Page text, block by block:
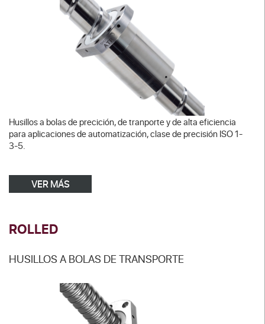
Husillos a bolas de precición, de tranporte y de alta eficiencia
para aplicaciones de automatización, clase de precisión ISO 1-
3-5.
VER MÁS
ROLLED
HUSILLOS A BOLAS DE TRANSPORTE